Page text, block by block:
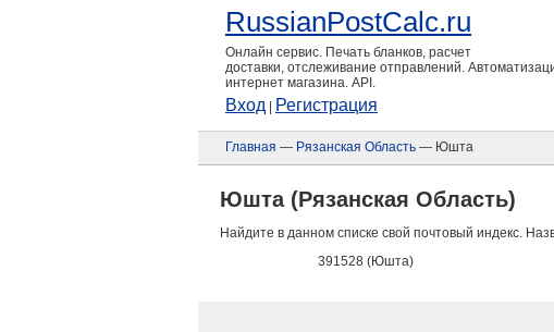
RussianPostCalc.ru
Онлайн сервис. Печать бланков, расчет
доставки, отслеживание отправлений.
интернет магазина. API.
Вход Регистрация
Главная — Рязанская Область — Юшта
Юшта (Рязанская Область)
Найдите в данном списке свой почтовый индекс.
391528 (Юшта)